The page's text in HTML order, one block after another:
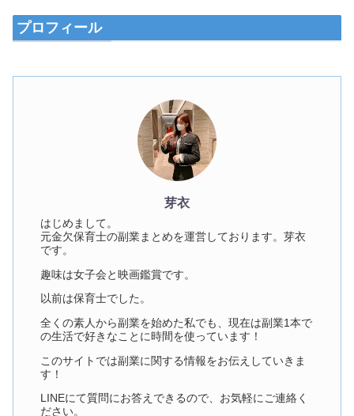
プロフィール
芽衣
はじめまして。
元金欠保育士の副業まとめを運営しております。芽衣
です。
趣味は女子会と映画鑑賞です。
以前は保育士でした。
全くの素人から副業を始めた私でも、現在は副業1本で
の生活で好きなことに時間を使っています！
このサイトでは副業に関する情報をお伝えしていきま
す！
LINEにて質問にお答えできるので、お気軽にご連絡く
ださい。